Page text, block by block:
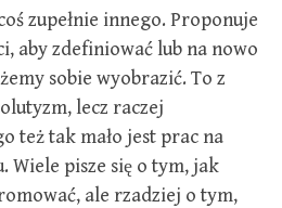
zupełnie innego. Proponuje
aby zdefiniować lub na nowo
sobie wyobrazić. To z
lecz raczej
też tak mało jest prac na
Wiele pisze się o tym, jak
ale rzadziej o tym,